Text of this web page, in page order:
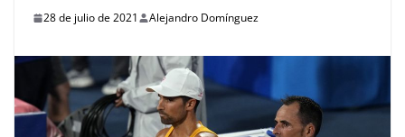
28 de julio de 2021 Alejandro Domínguez